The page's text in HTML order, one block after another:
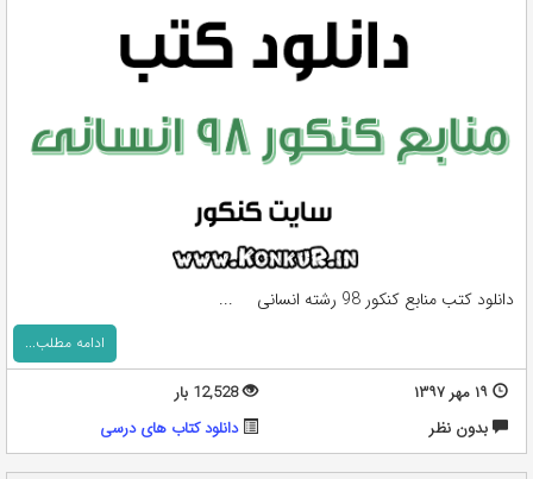
دانلود کتب منابع کنکور 98 رشته انسانی ...
ادامه مطلب...
۱۹ مهر ۱۳۹۷
12,528 بار
بدون نظر
دانلود کتاب های درسی